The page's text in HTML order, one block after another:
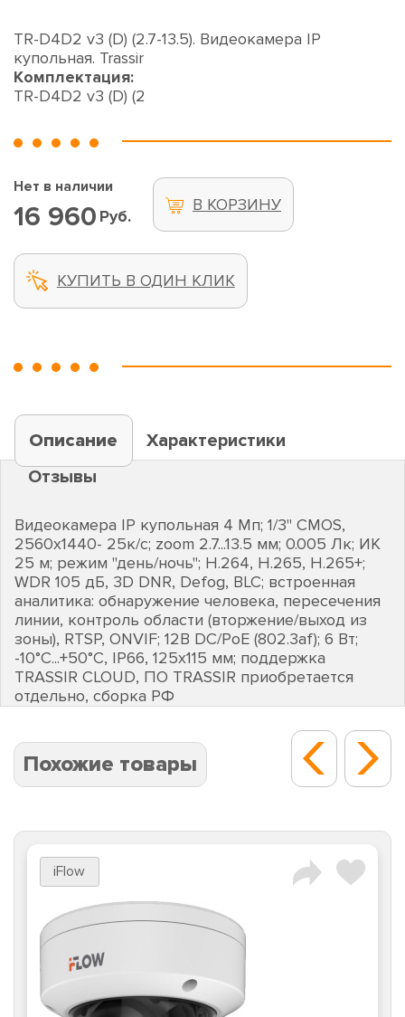
TR-D4D2 v3 (D) (2.7-13.5). Видеокамера IP
купольная. Trassir
Комплектация:
TR-D4D2 v3 (D) (2
Нет в наличии
16 960 Руб.
В КОРЗИНУ
КУПИТЬ В ОДИН КЛИК
Описание
Характеристики
Отзывы
Видеокамера IP купольная 4 Мп; 1/3" CMOS,
2560х1440- 25к/с; zoom 2.7...13.5 мм; 0.005 Лк; ИК
25 м; режим "день/ночь"; H.264, H.265, H.265+;
WDR 105 дБ, 3D DNR, Defog, BLC; встроенная
аналитика: обнаружение человека, пересечения
линии, контроль области (вторжение/выход из
зоны), RTSP, ONVIF; 12В DC/PoE (802.3af); 6 Вт;
-10°C...+50°C, IP66, 125х115 мм; поддержка
TRASSIR CLOUD, ПО TRASSIR приобретается
отдельно, сборка РФ
Похожие товары
iFlow